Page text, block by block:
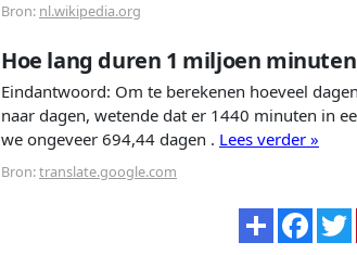
Bron: nl.wikipedia.org
Hoe lang duren 1 miljoen
Eindantwoord: Om te berekenen hoeveel
naar dagen, wetende dat er 1440 minuten in
we ongeveer 694,44 dagen . Lees verder »
Bron:translate.google.com